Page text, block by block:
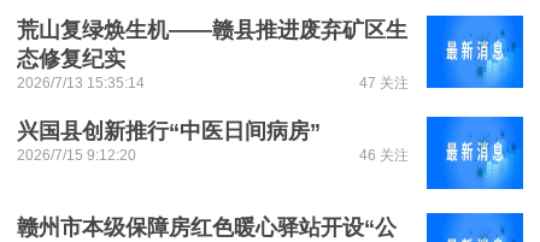
荒山复绿焕生机——赣县推进废弃矿区生
态修复纪实
2026/7/13 15:35:14 47 关注
兴国县创新推行“中医日间病房”
2026/7/15 9:12:20 46 关注
赣州市本级保障房红色暖心驿站开设“公